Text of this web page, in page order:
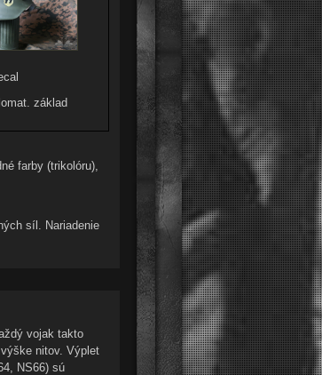
základ
farby (trikolóru),
síl. Nariadenie
vojak takto
nitov. Výplet
NS66) sú